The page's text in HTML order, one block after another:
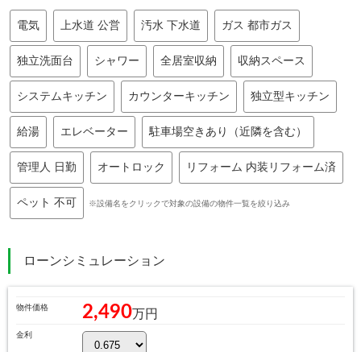
電気 上水道 公営 汚水 下水道 ガス 都市ガス
独立洗面台 シャワー 全居室収納 収納スペース
システムキッチン カウンターキッチン 独立型キッチン
給湯 エレベーター 駐車場空きあり（近隣を含む）
管理人 日勤 オートロック リフォーム 内装リフォーム済
ペット 不可 ※設備名をクリックで対象の設備の物件一覧を絞り込み
ローンシミュレーション
物件価格 2,490万円
金利